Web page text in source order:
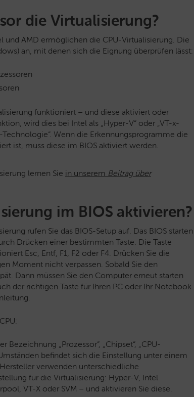
die Virtualisierung?
und AMD ermöglichen die CPU-Virtualisierung. Die
an, mit denen sich die Eignung überprüfen lässt:
funktioniert – und diese aktiviert oder
wird dies bei Intel als „Hyper-V“ oder „VT-x-
Wenn die Erkennungsprogramme die
ist, muss diese im BIOS aktiviert werden.
lernen Sie in unserem Beitrag über
im BIOS aktivieren?
rufen Sie das BIOS-Setup auf. Das BIOS starten
Drücken einer bestimmten Taste. Die Taste
Esc, Entf, F1, F2 oder F4. Drücken Sie die
Moment nicht verpassen. Sobald Sie den
Dann müssen Sie den Computer erneut starten
der richtigen Taste für Ihren PC oder Ihr Notebook
„Prozessor“, „Chipset“, „CPU-
befindet sich die Einstellung unter einem
verwenden unterschiedliche
für die Virtualisierung: Hyper-V, Intel
VT-X oder SVM – und aktivieren Sie diese.